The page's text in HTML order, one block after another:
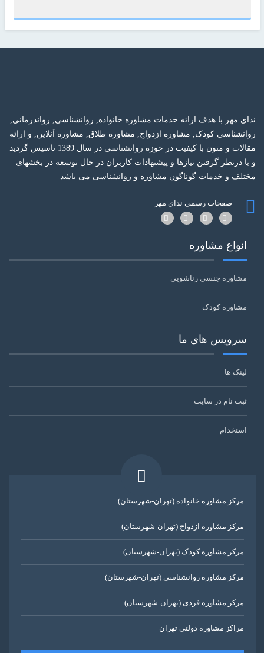
---
ندای مهر با هدف ارائه خدمات مشاوره خانواده, روانشناسی, رواندرمانی,
روانشناسی کودک, مشاوره ازدواج, مشاوره طلاق, مشاوره آنلاین, و ارائه
مقالات و متون با کیفیت در حوزه روانشناسی در سال 1389 تاسیس گردید
و با درنظر گرفتن نیازها و پیشنهادات کاربران در حال توسعه در بخشهای
مختلف و خدمات گوناگون مشاوره و روانشناسی می باشد
صفحات رسمی ندای مهر
انواع مشاوره
مشاوره جنسی زناشویی
مشاوره کودک
سرویس های ما
لینک ها
ثبت نام در سایت
استخدام
مرکز مشاوره خانواده (تهران-شهرستان)
مرکز مشاوره ازدواج (تهران-شهرستان)
مرکز مشاوره کودک (تهران-شهرستان)
مرکز مشاوره روانشناسی (تهران-شهرستان)
مرکز مشاوره فردی (تهران-شهرستان)
مراکز مشاوره دولتی تهران